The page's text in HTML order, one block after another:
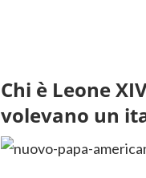
Chi è Leone
volevano un